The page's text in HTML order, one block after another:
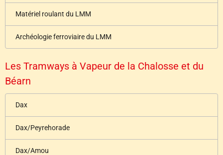
Matériel roulant du LMM
Archéologie ferroviaire du LMM
Les Tramways à Vapeur de la Chalosse et du
Béarn
Dax
Dax/Peyrehorade
Dax/Amou